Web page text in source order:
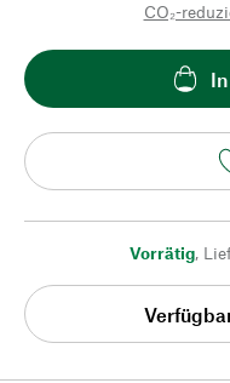
CO₂-
Vorrätig,